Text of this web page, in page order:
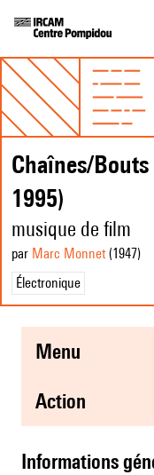
Chaînes/
1995)
musique de film
par Marc Monnet(1947)
Électronique
menu
action
informations